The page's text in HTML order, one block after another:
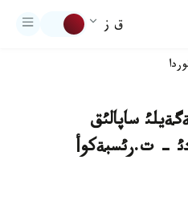
ق ز
ساپالئق
- ت.رئسبةكوأ